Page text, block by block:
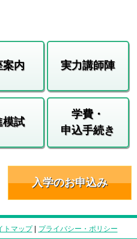
案内 実力講師陣
模試
学費・
申込手続き
入学のお申込み
トマップ| プライバシー・ポリシー